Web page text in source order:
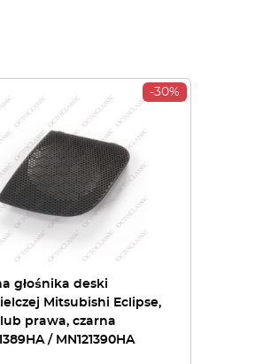
-30%
głośnika deski
Mitsubishi Eclipse,
prawa, czarna
/ MN121390HA